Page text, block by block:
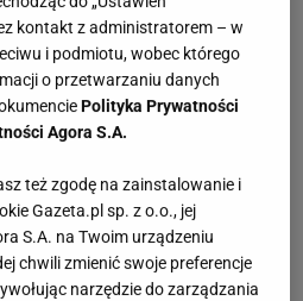
kontakt z administratorem – w
i podmiotu, wobec którego
o przetwarzaniu danych
Polityka Prywatności
Agora S.A.
też zgodę na zainstalowanie i
Gazeta.pl sp. z o.o., jej
S.A. na Twoim urządzeniu
chwili zmienić swoje preferencje
narzędzie do zarządzania